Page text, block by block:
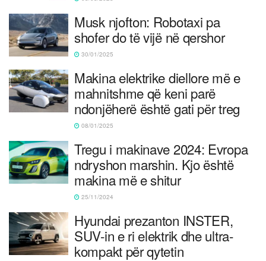
Musk njofton: Robotaxi pa
shofer do të vijë në qershor
30/01/2025
Makina elektrike diellore më e
mahnitshme që keni parë
ndonjëherë është gati për treg
08/01/2025
Tregu i makinave 2024: Evropa
ndryshon marshin. Kjo është
makina më e shitur
25/11/2024
Hyundai prezanton INSTER,
SUV-in e ri elektrik dhe ultra-
kompakt për qytetin